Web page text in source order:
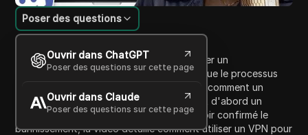
Introduction au contenu
Poser des questions
Ouvrir dans ChatGPT
Poser des questions sur cette page
Ouvrir dans Claude
Poser des questions sur cette page
Cette vidéo démontre comment contourner un
bannissement IP sur Discord. L'hôte explique le processus
avec une démonstration rapide, montrant comment un
bannissement IP fonctionne en bannissant d'abord un
utilisateur d'un serveur Discord. Après avoir confirmé le
bannissement, la vidéo détaille comment utiliser un VPN pour